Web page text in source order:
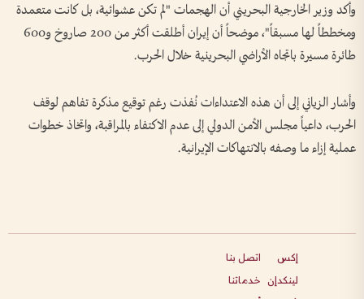
وأكد وزير الخارجية البحريني أن الهجمات "لم تكن عشوائية، بل كانت متعمدة
ومخططاً لها مسبقاً"، موضحاً أن إيران أطلقت أكثر من 200 صاروخ و600
طائرة مسيرة باتجاه الأراضي البحرينية خلال الحرب.
وأشار الزياني إلى أن هذه الاعتداءات نُفذت رغم توقيع مذكرة تفاهم لوقف
الحرب، داعياً مجلس الأمن الدولي إلى عدم الاكتفاء بالمراقبة، واتخاذ خطوات
عملية إزاء ما وصفه بالانتهاكات الإيرانية.
إكس
لينكدإن
اتصل بنا
خدماتنا